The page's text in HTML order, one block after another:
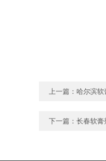
上一篇： 哈尔滨软
下一篇： 长春软膏